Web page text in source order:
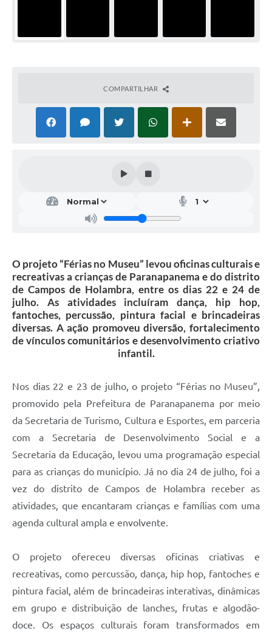
COMPARTILHAR
O projeto “Férias no Museu” levou oficinas culturais e
recreativas a crianças de Paranapanema e do distrito
de Campos de Holambra, entre os dias 22 e 24 de
julho. As atividades incluíram dança, hip hop,
fantoches, percussão, pintura facial e brincadeiras
diversas. A ação promoveu diversão, fortalecimento
de vínculos comunitários e desenvolvimento criativo
infantil.
Nos dias 22 e 23 de julho, o projeto “Férias no Museu”,
promovido pela Prefeitura de Paranapanema por meio
da Secretaria de Turismo, Cultura e Esportes, em parceria
com a Secretaria de Desenvolvimento Social e a
Secretaria da Educação, levou uma programação especial
para as crianças do município. Já no dia 24 de julho, foi a
vez do distrito de Campos de Holambra receber as
atividades, que encantaram crianças e famílias com uma
agenda cultural ampla e envolvente.
O projeto ofereceu diversas oficinas criativas e
recreativas, como percussão, dança, hip hop, fantoches e
pintura facial, além de brincadeiras interativas, dinâmicas
em grupo e distribuição de lanches, frutas e algodão-
doce. Os espaços culturais foram transformados em